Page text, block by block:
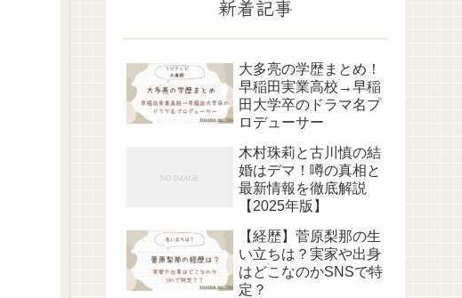
新着記事
大多亮の学歴まとめ！
早稲田実業高校→早稲
田大学卒のドラマ名プ
ロデューサー
木村珠莉と古川慎の結
婚はデマ！噂の真相と
最新情報を徹底解説
【2025年版】
【経歴】菅原梨那の生
い立ちは？実家や出身
はどこなのかSNSで特
定？